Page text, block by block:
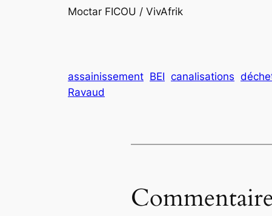
Moctar FICOU / VivAfrik
assainissement BEI canalisations
Ravaud